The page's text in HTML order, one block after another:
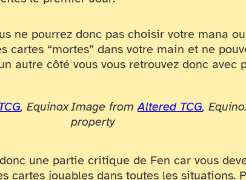
ne pourrez donc pas choisir votre mana
cartes “mortes” dans votre main et ne
autre côté vous vous retrouvez donc
, EquinoxImage fromAltered TCG,
property
une partie critique de Fen car vous
cartes jouables dans toutes les situations.